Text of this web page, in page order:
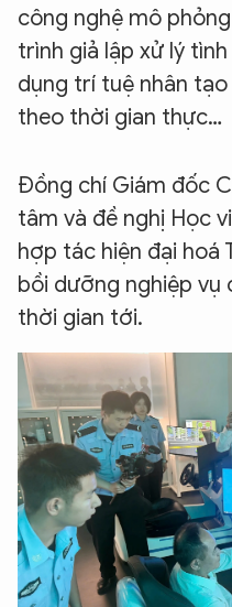
công nghệ mô
trình giả lập xử lý
dụng trí tuệ nhân
theo thời gian thực…
Đồng chí Giám đốc
tâm và đề nghị Học
hợp tác hiện đại hoá
bồi dưỡng nghiệp vụ
thời gian tới.